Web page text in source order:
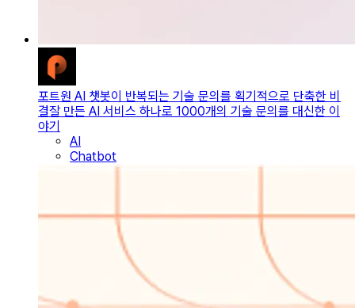
포트원 AI 챗봇이 반복되는 기술 문의를 획기적으로 단축한 비
결잘 만든 AI 서비스 하나로 1000개의 기술 문의를 대신한 이
야기
AI
Chatbot